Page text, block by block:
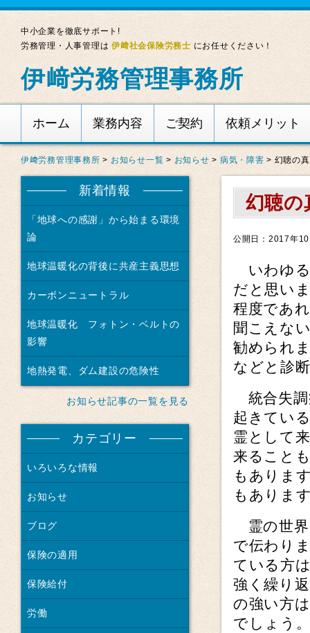
中小企業を徹底サポート!
労務管理・人事管理は伊﨑社会保険労務士 にお任せください！
伊﨑労務管理事務所
ホーム 業務内容 ご契約 依頼メリット
伊﨑労務管理事務所 > お知らせ一覧 > お知らせ > 病気・障害 > 幻聴の
幻聴の
公開日：2017年
いわゆる
だと思い
程度であ
聞こえな
勧められ
などと診
統合失調
起きてい
霊として
来ること
もありま
もありま
霊の世界
で伝わり
ている方
強く繰り
の強い方
でしょう
新着情報
「地球への感謝」から始まる環境
論
地球温暖化の背後に共産主義思想
カーボンニュートラル
地球温暖化 フォトン・ベルトの
影響
地熱発電、ダム建設の危険性
お知らせ記事の一覧を見る
カテゴリー
いろいろな情報
お知らせ
ブログ
保険の適用
保険給付
労働